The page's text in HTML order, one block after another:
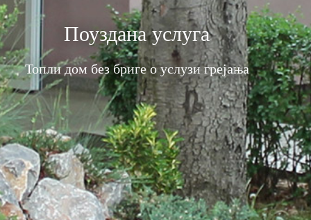
Поуздана услуга
Топли дом без бриге о услузи грејања